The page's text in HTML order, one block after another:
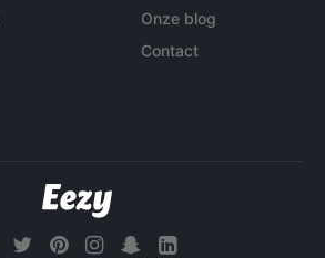
Onze blog
Contact